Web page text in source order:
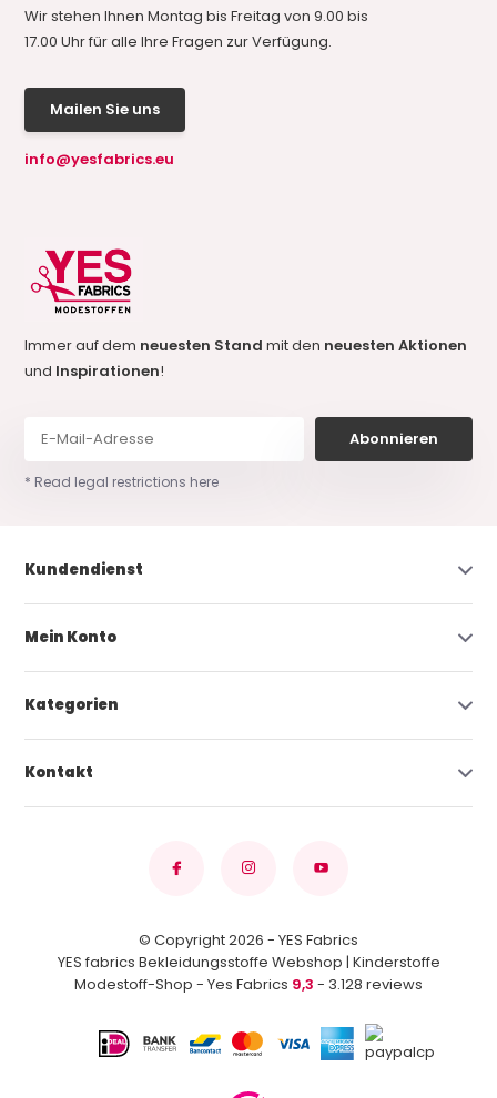
Wir stehen Ihnen Montag bis Freitag von 9.00 bis
17.00 Uhr für alle Ihre Fragen zur Verfügung.
Mailen Sie uns
info@yesfabrics.eu
Immer auf dem neuesten Standmit den neuesten Aktionen
und Inspirationen!
Abonnieren
* Read legal restrictions here
Kundendienst
Mein Konto
Kategorien
Kontakt
© Copyright 2026 - YES Fabrics
YES fabrics Bekleidungsstoffe Webshop | Kinderstoffe
Modestoff-Shop - Yes Fabrics 9,3 - 3.128 reviews